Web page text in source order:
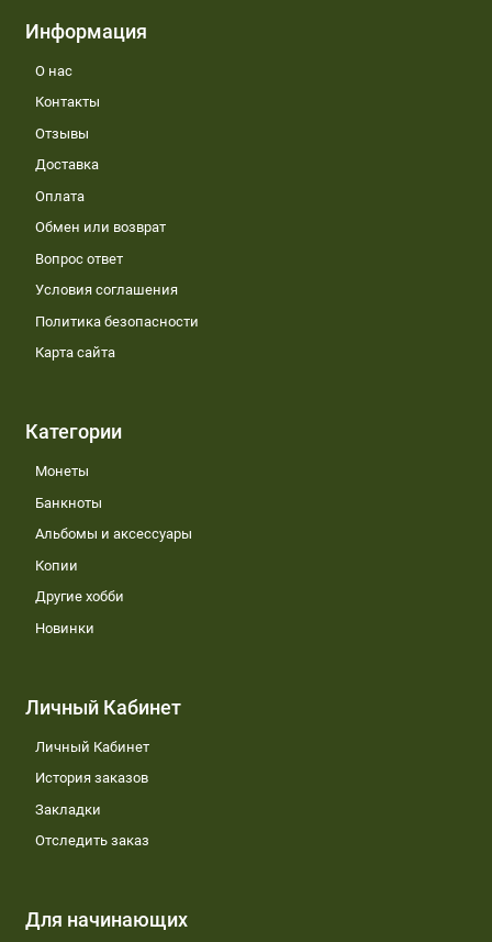
Информация
О нас
Контакты
Отзывы
Доставка
Оплата
Обмен или возврат
Вопрос ответ
Условия соглашения
Политика безопасности
Карта сайта
Категории
Монеты
Банкноты
Альбомы и аксессуары
Копии
Другие хобби
Новинки
Личный Кабинет
Личный Кабинет
История заказов
Закладки
Отследить заказ
Для начинающих